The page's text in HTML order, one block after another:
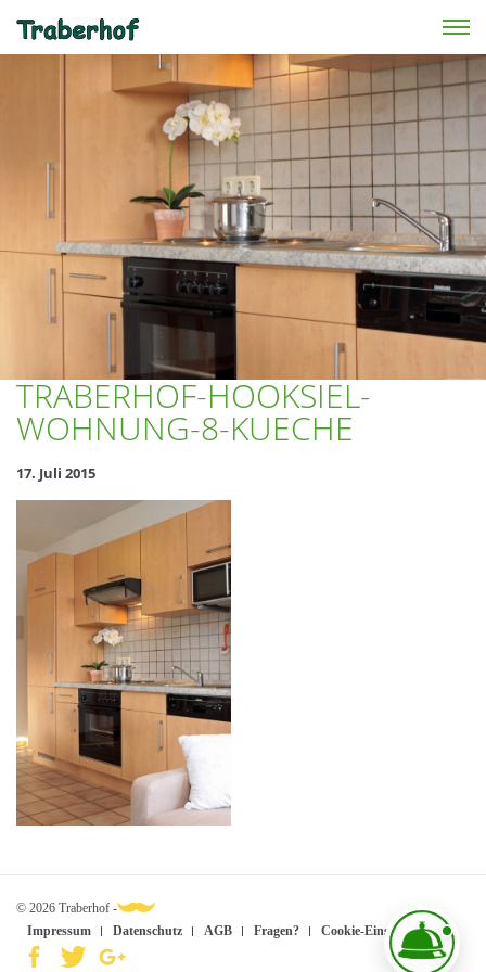
Skip to main content
TRABERHOF-HOOKSIEL-
WOHNUNG-8-KUECHE
17. Juli 2015
© 2026 Traberhof -
Impressum
Datenschutz AGB Fragen? Cookie-Einstellungen